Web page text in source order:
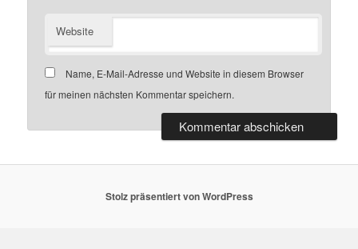
Website
Name, E-Mail-Adresse und Website in diesem Browser
für meinen nächsten Kommentar speichern.
Stolz präsentiert von WordPress